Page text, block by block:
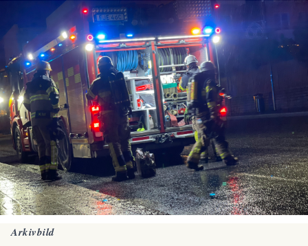
Arkivbild